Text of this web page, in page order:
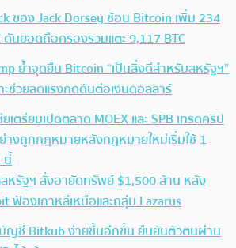
ของ Jack Dorsey ช้อน Bitcoin เพิ่ม 234
ดันยอดถือครองรวมแตะ 9,117 BTC
ย้ำจุดยืน Bitcoin “เป็นสิ่งดีสำหรับสหรัฐฯ”
ะช่วยลดแรงกดดันต่อเงินดอลลาร์
ยเตรียมเปิดตลาด MOEX และ SPB เทรดคริป
างถูกกฎหมายหลังกฎหมายใหม่เริ่มใช้ 1
นี้
หรัฐฯ สั่งอายัดทรัพย์ $1,500 ล้าน หลัง
ฟ้องเกาหลีเหนือและกลุ่ม Lazarus
ญชี Bitkub ง่ายขึ้นอีกขั้น ยืนยันตัวตนผ่าน